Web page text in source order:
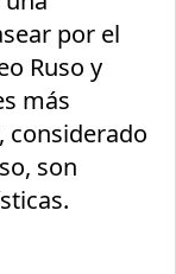
por el
Ruso y
más
considerado
son